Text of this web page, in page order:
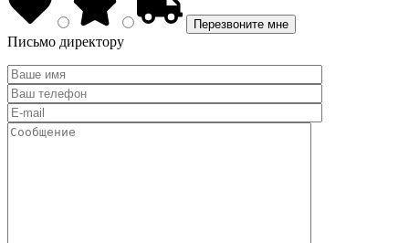
Письмо директору